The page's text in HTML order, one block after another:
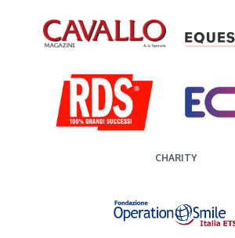
CHARITY